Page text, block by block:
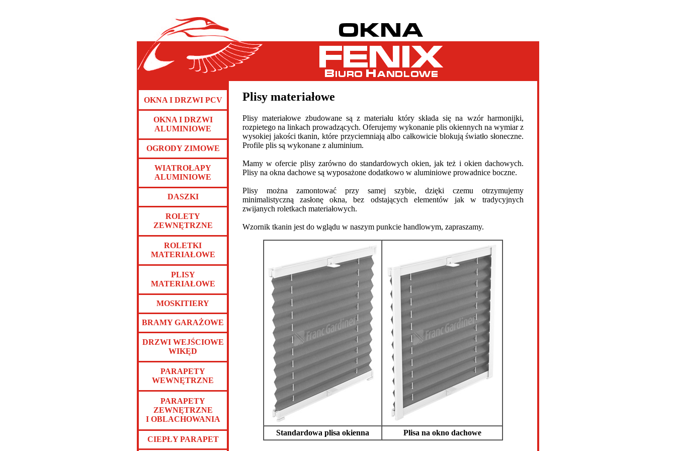
OKNA I DRZWI PCV
OKNA I DRZWI
ALUMINIOWE
OGRODY ZIMOWE
WIATROŁAPY
ALUMINIOWE
DASZKI
ROLETY
ZEWNĘTRZNE
ROLETKI
MATERIAŁOWE
PLISY
MATERIAŁOWE
MOSKITIERY
BRAMY GARAŻOWE
DRZWI WEJŚCIOWE
WIKĘD
PARAPETY
WEWNĘTRZNE
PARAPETY
ZEWNĘTRZNE
I OBLACHOWANIA
CIEPŁY PARAPET
Plisy materiałowe
Plisy materiałowe zbudowane są z materiału który składa się na wzór harmonijki,
rozpietego na linkach prowadzących. Oferujemy wykonanie plis okiennych na wymiar z
wysokiej jakości tkanin, które przyciemniają albo całkowicie blokują światło słoneczne.
Profile plis są wykonane z aluminium.
Mamy w ofercie plisy zarówno do standardowych okien, jak też i okien dachowych.
Plisy na okna dachowe są wyposażone dodatkowo w aluminiowe prowadnice boczne.
Plisy można zamontować przy samej szybie, dzięki czemu otrzymujemy
minimalistyczną zasłonę okna, bez odstających elementów jak w tradycyjnych
zwijanych roletkach materiałowych.
Wzornik tkanin jest do wglądu w naszym punkcie handlowym, zapraszamy.
Standardowa plisa okienna Plisa na okno dachowe